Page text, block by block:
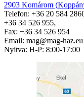
2903 Komárom
Telefon: +36 20 584
+36 34 526 955,
Fax: +36 34 526 954
Email: mag@mag-
Nyitva: H-P: 8:00-17:00